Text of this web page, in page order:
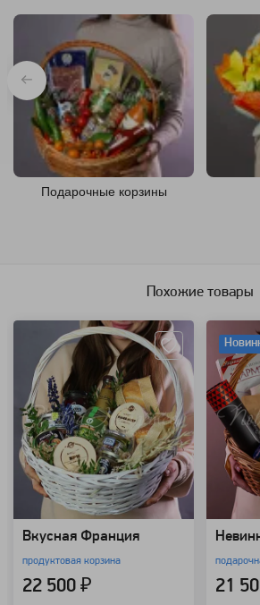
Подарочные корзины
Похожие товары
Вкусная Франция
продуктовая корзина
22 500 ₽ 21